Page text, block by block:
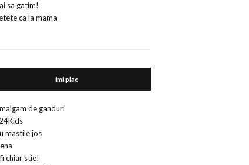
sa gatim!
ca la mama
imi plac
de ganduri
mastile jos
chiar stie!